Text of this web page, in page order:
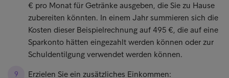
€ pro Monat für Getränke ausgeben, die Sie zu Hause
zubereiten könnten. In einem Jahr summieren sich die
Kosten dieser Beispielrechnung auf 495 €, die auf eine
Sparkonto hätten eingezahlt werden können oder zur
Schuldentilgung verwendet werden können.
Erzielen Sie ein zusätzliches Einkommen: